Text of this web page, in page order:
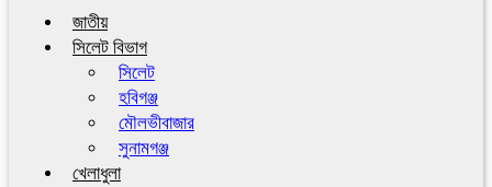
জাতীয়
সিলেট বিভাগ
সিলেট
হবিগঞ্জ
মৌলভীবাজার
সুনামগঞ্জ
খেলাধুলা